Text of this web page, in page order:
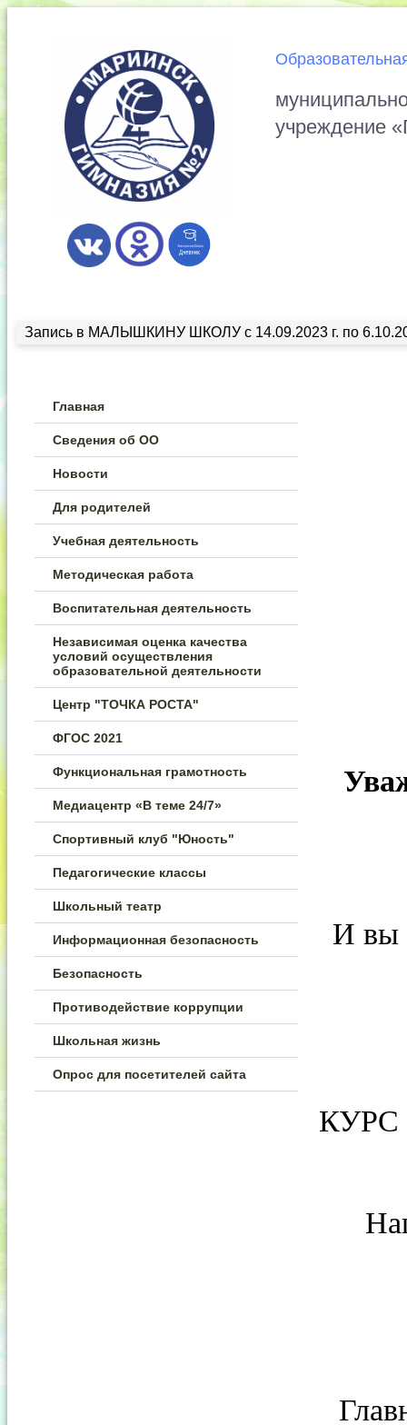
учреждение
Запись в МАЛЫШКИНУ ШКОЛУ с 14.09.2023 г. по
Главная
Сведения об ОО
Новости
Для родителей
Учебная деятельность
Методическая работа
Воспитательная деятельность
Независимая оценка качества
условий осуществления
образовательной деятельности
Центр "ТОЧКА РОСТА"
ФГОС 2021
Функциональная грамотность
Медиацентр «В теме 24/7»
Спортивный клуб "Юность"
Педагогические классы
Школьный театр
Информационная безопасность
Безопасность
Противодействие коррупции
Школьная жизнь
Опрос для посетителей сайта
И вы
КУРС